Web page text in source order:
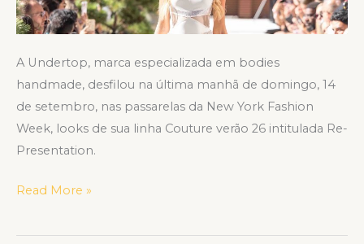
A Undertop, marca especializada em bodies
handmade, desfilou na última manhã de domingo, 14
de setembro, nas passarelas da New York Fashion
Week, looks de sua linha Couture verão 26 intitulada Re-
Presentation.
WEEK
Read More »